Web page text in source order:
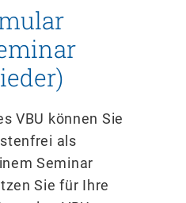
VBU können Sie
als
Seminar
Sie für Ihre